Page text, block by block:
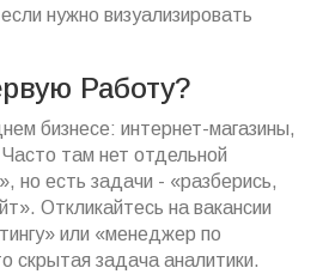
нужно визуализировать
Работу?
бизнесе: интернет-магазины,
там нет отдельной
но есть задачи - «разберись,
Откликайтесь на вакансии
или «менеджер по
скрытая задача аналитики.